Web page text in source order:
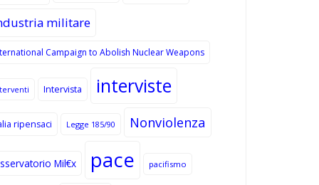
militare
Campaign to Abolish Nuclear Weapons
Intervista interviste
ripensaci Legge 185/90 Nonviolenza
Mil€x pace pacifismo